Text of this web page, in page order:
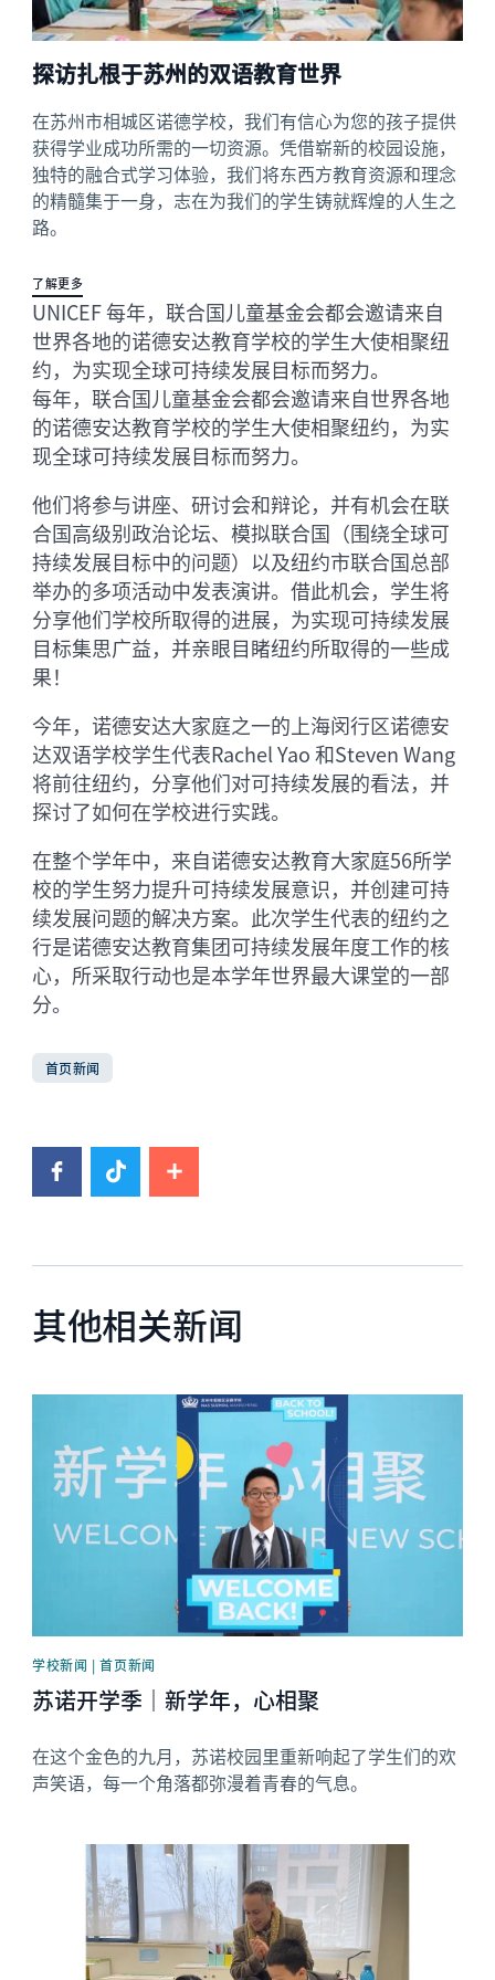
探访扎根于苏州的双语教育世界
在苏州市相城区诺德学校，我们有信心为您的孩子提供
获得学业成功所需的一切资源。凭借崭新的校园设施，
独特的融合式学习体验，我们将东西方教育资源和理念
的精髓集于一身，志在为我们的学生铸就辉煌的人生之
路。
了解更多
UNICEF 每年，联合国儿童基金会都会邀请来自
世界各地的诺德安达教育学校的学生大使相聚纽
约，为实现全球可持续发展目标而努力。
每年，联合国儿童基金会都会邀请来自世界各地
的诺德安达教育学校的学生大使相聚纽约，为实
现全球可持续发展目标而努力。
他们将参与讲座、研讨会和辩论，并有机会在联
合国高级别政治论坛、模拟联合国（围绕全球可
持续发展目标中的问题）以及纽约市联合国总部
举办的多项活动中发表演讲。借此机会，学生将
分享他们学校所取得的进展，为实现可持续发展
目标集思广益，并亲眼目睹纽约所取得的一些成
果！
今年，诺德安达大家庭之一的上海闵行区诺德安
达双语学校学生代表Rachel Yao 和Steven Wang
将前往纽约，分享他们对可持续发展的看法，并
探讨了如何在学校进行实践。
在整个学年中，来自诺德安达教育大家庭56所学
校的学生努力提升可持续发展意识，并创建可持
续发展问题的解决方案。此次学生代表的纽约之
行是诺德安达教育集团可持续发展年度工作的核
心，所采取行动也是本学年世界最大课堂的一部
分。
首页新闻
其他相关新闻
学校新闻 | 首页新闻
苏诺开学季｜新学年，心相聚
在这个金色的九月，苏诺校园里重新响起了学生们的欢
声笑语，每一个角落都弥漫着青春的气息。
News image